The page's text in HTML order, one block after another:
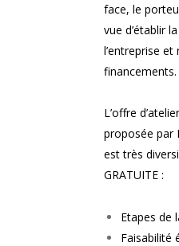
face, le
vue d’établir
l’entreprise et
financements.
L’offre
proposée par
est très
GRATUITE :
Etapes de
Faisabilité